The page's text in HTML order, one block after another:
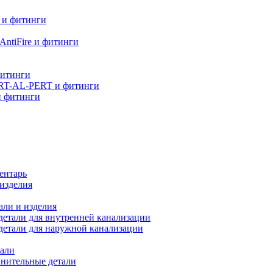
фитинги
и фитинги
AL-PERT и фитинги
фитинги
и изделия
для внутренней канализации
для наружной канализации
детали